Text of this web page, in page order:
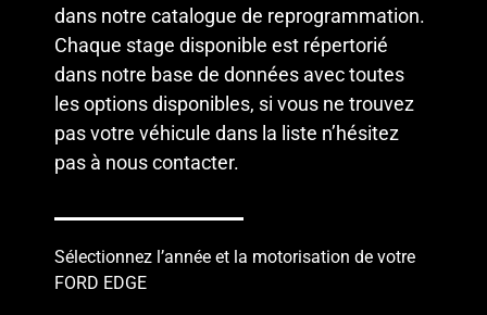
dans notre catalogue de reprogrammation.
Chaque stage disponible est répertorié
dans notre base de données avec toutes
les options disponibles, si vous ne trouvez
pas votre véhicule dans la liste n’hésitez
pas à nous contacter.
Sélectionnez l’année et la motorisation de votre
FORD EDGE